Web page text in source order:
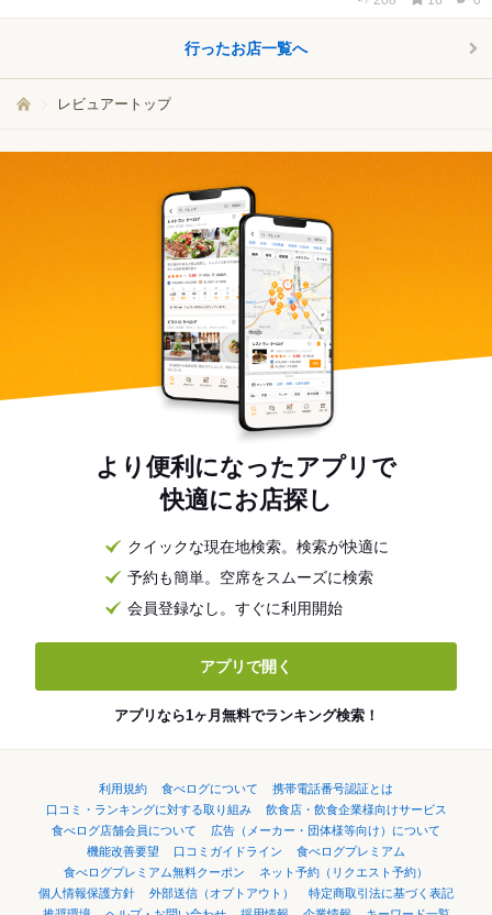
行ったお店一覧へ
レビュアートップ
より便利になったアプリで
快適にお店探し
クイックな現在地検索。検索が快適に
予約も簡単。空席をスムーズに検索
会員登録なし。すぐに利用開始
アプリで開く
アプリなら1ヶ月無料でランキング検索！
利用規約 食べログについて
携帯電話番号認証とは
口コミ・ランキングに対する取り組み
飲食店・飲食企業様向けサービス
食べログ店舗会員について
広告（メーカー・団体様等向け）について
機能改善要望
口コミガイドライン
食べログプレミアム
食べログプレミアム無料クーポン
ネット予約（リクエスト予約）
個人情報保護方針
外部送信（オプトアウト）
特定商取引法に基づく表記